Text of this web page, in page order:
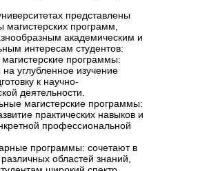
представлены
магистерских программ,
академическим и
интересам студентов:
программы:
углубленное изучение
к научно-
деятельности.
магистерские программы:
практических навыков и
профессиональной
программы: сочетают в
областей знаний,